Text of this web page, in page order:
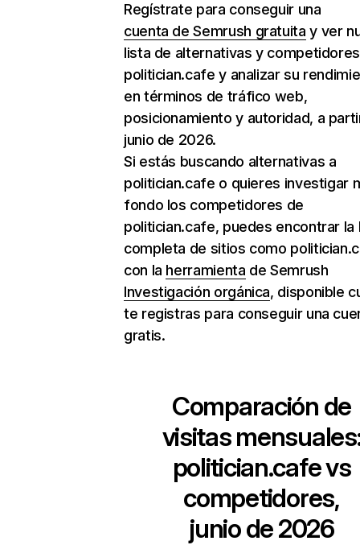
Regístrate para conseguir una
cuenta de Semrush gratuita y ver
lista de alternativas y
politician.cafe y analizar su
en términos de tráfico web,
posicionamiento y autoridad, a
junio de 2026.
Si estás buscando alternativas a
politician.cafe o quieres investigar
fondo los competidores de
politician.cafe, puedes encontrar la
completa de sitios como
con la herramienta de Semrush
Investigación orgánica, disponible
te registras para conseguir una
gratis.
Comparación de
visitas
politician.cafevs
competidores,
junio de 2026